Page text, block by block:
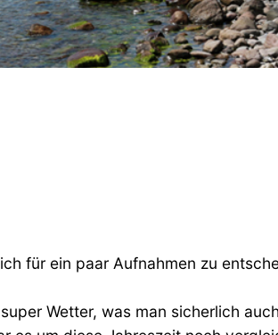
für ein paar Aufnahmen zu
Wetter, was man sicherlich